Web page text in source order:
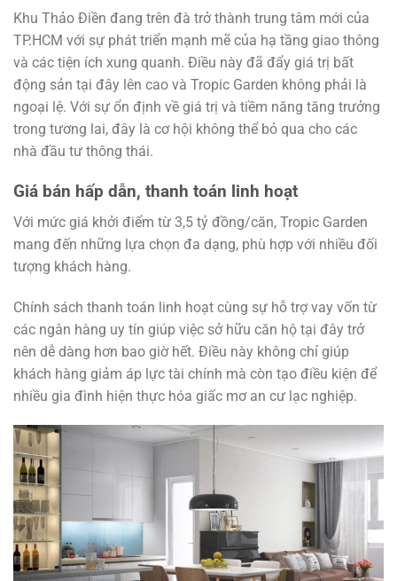
Khu Thảo Điền đang trên đà trở thành trung tâm mới của
TP.HCM với sự phát triển mạnh mẽ của hạ tầng giao thông
và các tiện ích xung quanh. Điều này đã đẩy giá trị bất
động sản tại đây lên cao và Tropic Garden không phải là
ngoại lệ. Với sự ổn định về giá trị và tiềm năng tăng trưởng
trong tương lai, đây là cơ hội không thể bỏ qua cho các
nhà đầu tư thông thái.
Giá bán hấp dẫn, thanh toán linh hoạt
Với mức giá khởi điểm từ 3,5 tỷ đồng/căn, Tropic Garden
mang đến những lựa chọn đa dạng, phù hợp với nhiều đối
tượng khách hàng.
Chính sách thanh toán linh hoạt cùng sự hỗ trợ vay vốn từ
các ngân hàng uy tín giúp việc sở hữu căn hộ tại đây trở
nên dễ dàng hơn bao giờ hết. Điều này không chỉ giúp
khách hàng giảm áp lực tài chính mà còn tạo điều kiện để
nhiều gia đình hiện thực hóa giấc mơ an cư lạc nghiệp.